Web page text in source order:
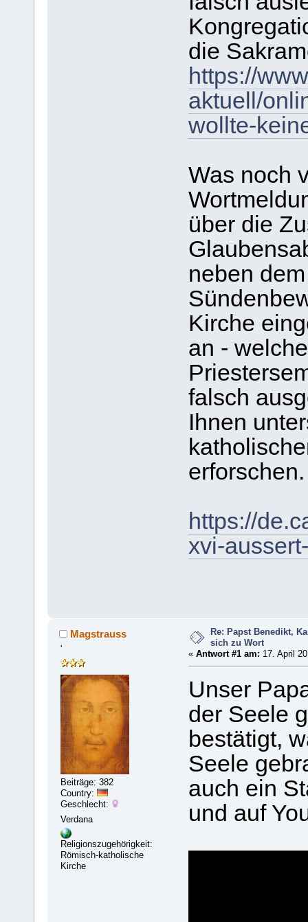
die
https://
aktuell/
wollte-
Was noch
über die
neben
Kirche
an -
falsch
Ihnen
erforschen.
https://
xvi-
Magstrauss
'
Beiträge: 382
Country:
Geschlecht:
Verdana
Religionszugehörigkeit:
Römisch-katholische
Kirche
Re: Papst Benedikt,
sich zu Wort
« Antwort #1 am: 17. April
Unser
der Seele
bestätigt,
Seele
auch ein
und auf